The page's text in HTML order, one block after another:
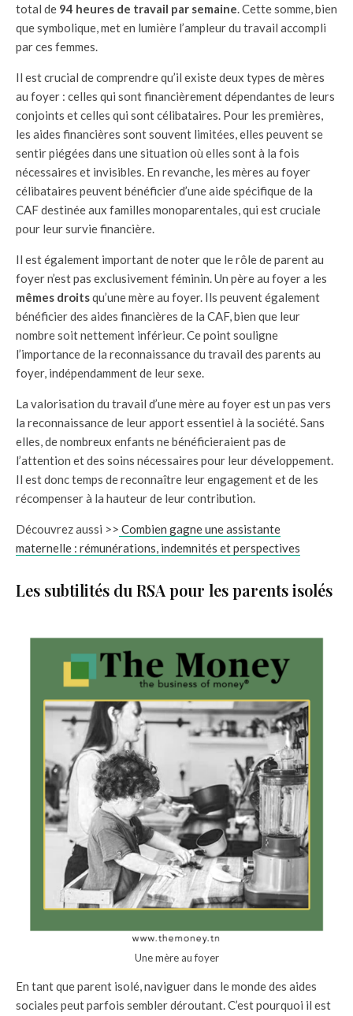
total de 94 heures de travail par semaine . Cette somme, bien
que symbolique, met en lumière l’ampleur du travail accompli
par ces femmes.
Il est crucial de comprendre qu’il existe deux types de mères
au foyer : celles qui sont financièrement dépendantes de leurs
conjoints et celles qui sont célibataires. Pour les premières,
les aides financières sont souvent limitées, elles peuvent se
sentir piégées dans une situation où elles sont à la fois
nécessaires et invisibles. En revanche, les mères au foyer
célibataires peuvent bénéficier d’une aide spécifique de la
CAF destinée aux familles monoparentales, qui est cruciale
pour leur survie financière.
Il est également important de noter que le rôle de parent au
foyer n’est pas exclusivement féminin. Un père au foyer a les
mêmes droitsqu’une mère au foyer. Ils peuvent également
bénéficier des aides financières de la CAF, bien que leur
nombre soit nettement inférieur. Ce point souligne
l’importance de la reconnaissance du travail des parents au
foyer, indépendamment de leur sexe.
La valorisation du travail d’une mère au foyer est un pas vers
la reconnaissance de leur apport essentiel à la société. Sans
elles, de nombreux enfants ne bénéficieraient pas de
l’attention et des soins nécessaires pour leur développement.
Il est donc temps de reconnaître leur engagement et de les
récompenser à la hauteur de leur contribution.
Découvrez aussi >> Combien gagne une assistante
maternelle : rémunérations, indemnités et perspectives
Les subtilités du RSA pour les parents isolés
Une mère au foyer
En tant que parent isolé, naviguer dans le monde des aides
sociales peut parfois sembler déroutant. C’est pourquoi il est